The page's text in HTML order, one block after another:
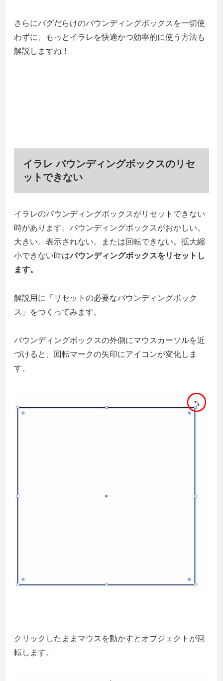
さらにバグだらけのバウンディングボックスを一切使
わずに、もっとイラレを快適かつ効率的に使う方法も
解説しますね！
イラレ バウンディングボックスのリセ
ットできない
イラレのバウンディングボックスがリセットできない
時があります。バウンディングボックスがおかしい。
大きい。表示されない。または回転できない。拡大縮
小できない時はバウンディングボックスをリセットし
ます。
解説用に「リセットの必要なバウンディングボック
ス」をつくってみます。
バウンディングボックスの外側にマウスカーソルを近
づけると、回転マークの矢印にアイコンが変化しま
す。
クリックしたままマウスを動かすとオブジェクトが回
転します。